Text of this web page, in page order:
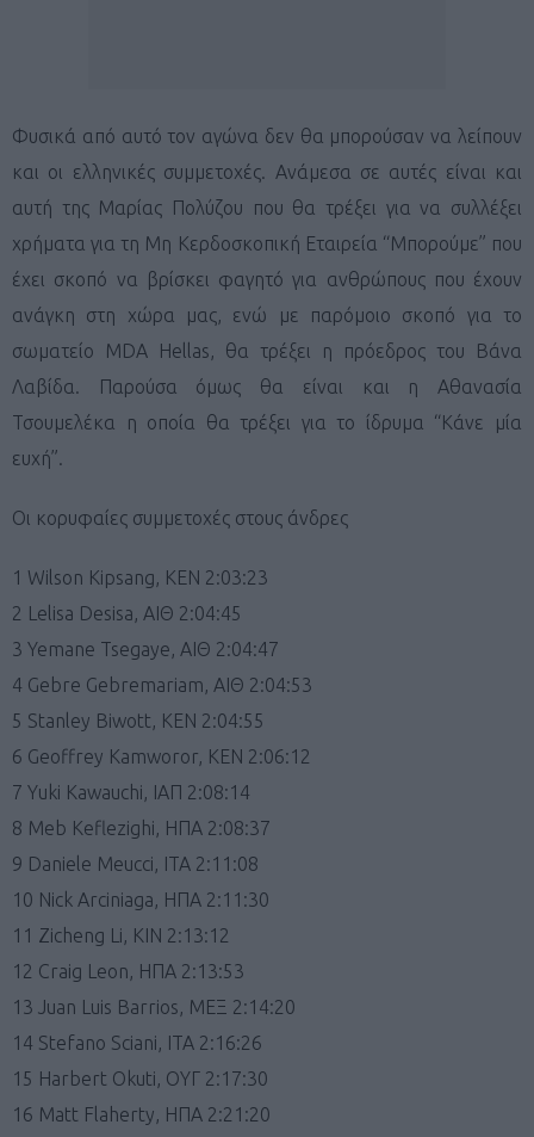
Φυσικά από αυτό τον αγώνα δεν θα μπορούσαν να λείπουν
και οι ελληνικές συμμετοχές. Ανάμεσα σε αυτές είναι και
αυτή της Μαρίας Πολύζου που θα τρέξει για να συλλέξει
χρήματα για τη Μη Κερδοσκοπική Εταιρεία “Μπορούμε” που
έχει σκοπό να βρίσκει φαγητό για ανθρώπους που έχουν
ανάγκη στη χώρα μας, ενώ με παρόμοιο σκοπό για το
σωματείο MDA Hellas, θα τρέξει η πρόεδρος του Βάνα
Λαβίδα. Παρούσα όμως θα είναι και η Αθανασία
Τσουμελέκα η οποία θα τρέξει για το ίδρυμα “Κάνε μία
ευχή”.
Οι κορυφαίες συμμετοχές στους άνδρες
1 Wilson Kipsang, KEN 2:03:23
2 Lelisa Desisa, ΑΙΘ 2:04:45
3 Yemane Tsegaye, ΑΙΘ 2:04:47
4 Gebre Gebremariam, ΑΙΘ 2:04:53
5 Stanley Biwott, KEN 2:04:55
6 Geoffrey Kamworor, KEN 2:06:12
7 Yuki Kawauchi, ΙΑΠ 2:08:14
8 Meb Keflezighi, ΗΠΑ 2:08:37
9 Daniele Meucci, ITA 2:11:08
10 Nick Arciniaga, ΗΠΑ 2:11:30
11 Zicheng Li, ΚΙΝ 2:13:12
12 Craig Leon, ΗΠΑ 2:13:53
13 Juan Luis Barrios, MEΞ 2:14:20
14 Stefano Sciani, ITA 2:16:26
15 Harbert Okuti, ΟΥΓ 2:17:30
16 Matt Flaherty, ΗΠΑ 2:21:20